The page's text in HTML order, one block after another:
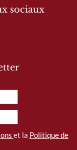
sociaux
et la Politique de